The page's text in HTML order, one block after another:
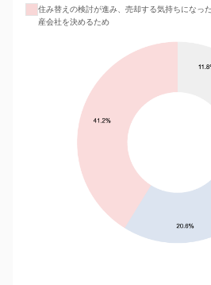
住み替えの検討が進み、売却する気持ちになっ
産会社を決めるため